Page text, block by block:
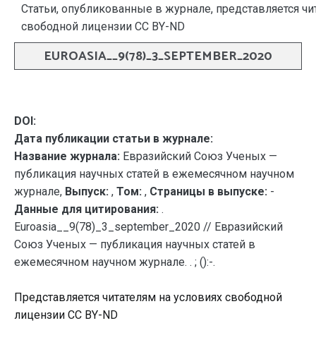
Статьи, опубликованные в журнале, представляется
свободной лицензии CC BY-ND
EUROASIA__9(78)_3_SEPTEMBER_2020
DOI:
Дата публикации статьи в журнале:
Название журнала: Евразийский Союз Ученых —
публикация научных статей в ежемесячном научном
журнале, Выпуск: , Том: , Страницы в выпуске: -
Данные для цитирования: .
Euroasia__9(78)_3_september_2020 // Евразийский
Союз Ученых — публикация научных статей в
ежемесячном научном журнале. . ; ():-.
Представляется читателям на условиях свободной
лицензии CC BY-ND